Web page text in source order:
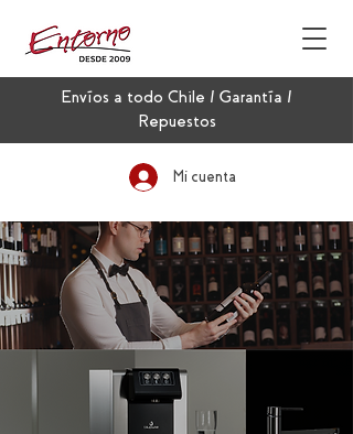
Envíos a todo Chile / Garantía /
Repuestos
Mi cuenta